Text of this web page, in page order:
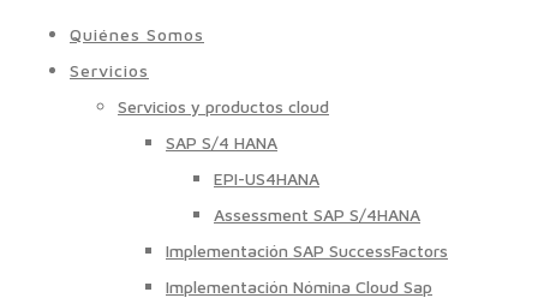
Quiénes Somos
Servicios
Servicios y productos cloud
SAP S/4 HANA
EPI-US4HANA
Assessment SAP S/4HANA
Implementación SAP SuccessFactors
Implementación Nómina Cloud Sap